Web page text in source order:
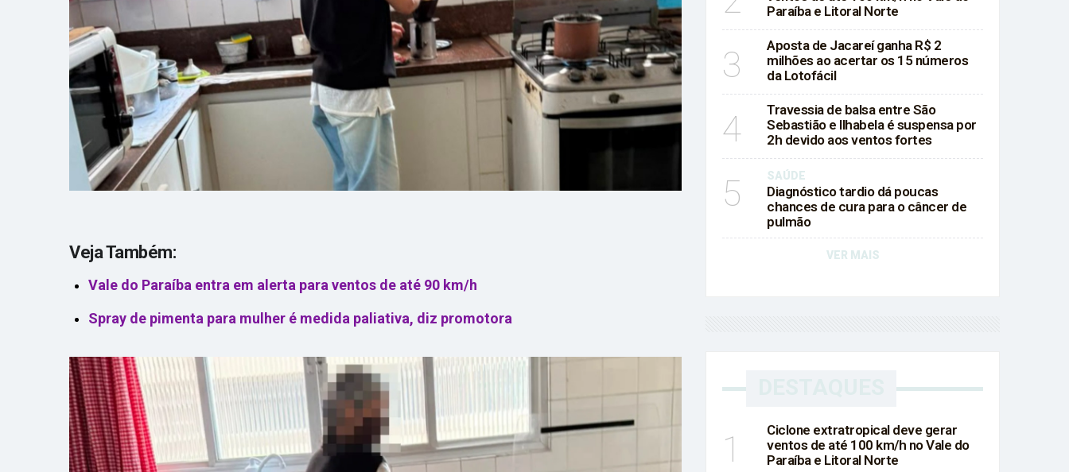
Veja Também:
Vale do Paraíba entra em alerta para ventos de até 90 km/h
Spray de pimenta para mulher é medida paliativa, diz promotora
Paraíba e Litoral Norte
3
Aposta de Jacareí ganha R$ 2
milhões ao acertar os 15 números
da Lotofácil
4
Travessia de balsa entre São
Sebastião e Ilhabela é suspensa por
2h devido aos ventos fortes
5 SAÚDE
Diagnóstico tardio dá poucas
chances de cura para o câncer de
pulmão
VER MAIS
1
Ciclone extratropical deve gerar
ventos de até 100 km/h no Vale do
Paraíba e Litoral Norte